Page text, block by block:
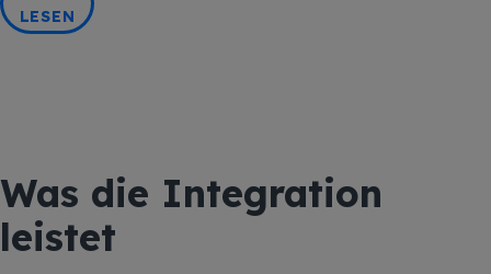
LESEN
Was die Integration
leistet